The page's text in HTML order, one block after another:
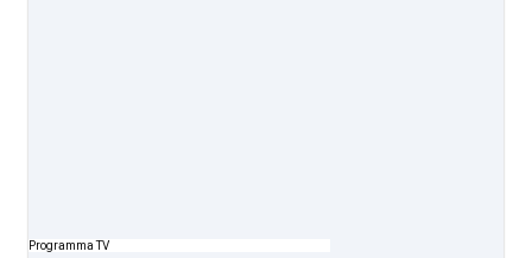
Programma TV